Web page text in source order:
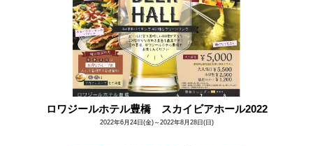
ロワジールホテル豊橋 スカイビアホール2022
2022年6月24日(金)～2022年8月28日(日)